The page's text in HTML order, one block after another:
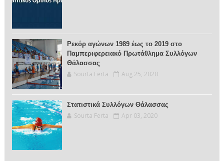
Ρεκόρ αγώνων 1989 έως το 2019 στο
Παμπεριφερειακό Πρωτάθλημα Συλλόγων
Θάλασσας
Sourta Ferta Aug 25, 2020
Στατιστικά Συλλόγων Θάλασσας
Sourta Ferta Apr 03, 2020